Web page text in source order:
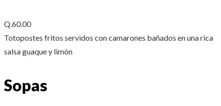
Q.60.00
Totopostes fritos servidos con camarones bañados en una rica
salsa guaque y limón
Sopas